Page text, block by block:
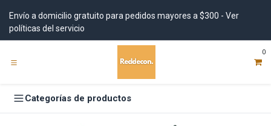
Envío a domicilio gratuito para pedidos mayores a $300 - Ver
políticas del servicio
0
Categorías de productos